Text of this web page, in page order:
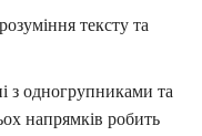
тексту та
з одногрупниками та
напрямків робить